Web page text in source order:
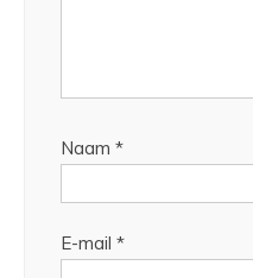
Naam *
E-mail *